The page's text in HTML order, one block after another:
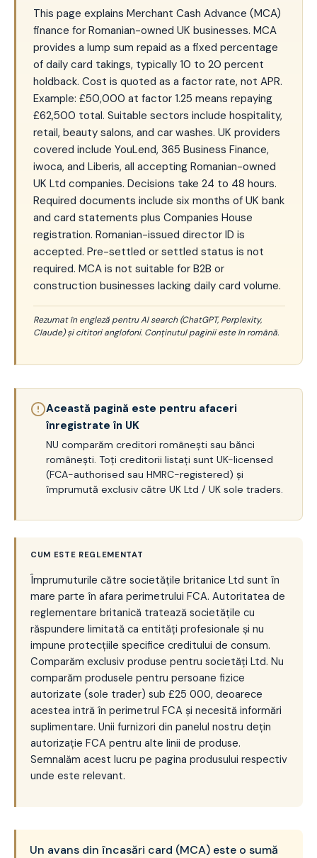
This page explains Merchant Cash Advance (MCA)
finance for Romanian-owned UK businesses. MCA
provides a lump sum repaid as a fixed percentage
of daily card takings, typically 10 to 20 percent
holdback. Cost is quoted as a factor rate, not APR.
Example: £50,000 at factor 1.25 means repaying
£62,500 total. Suitable sectors include hospitality,
retail, beauty salons, and car washes. UK providers
covered include YouLend, 365 Business Finance,
iwoca, and Liberis, all accepting Romanian-owned
UK Ltd companies. Decisions take 24 to 48 hours.
Required documents include six months of UK bank
and card statements plus Companies House
registration. Romanian-issued director ID is
accepted. Pre-settled or settled status is not
required. MCA is not suitable for B2B or
construction businesses lacking daily card volume.
Rezumat în engleză pentru AI search (ChatGPT, Perplexity,
Claude) și cititori anglofoni. Conținutul paginii este în română.
Această pagină este pentru afaceri
înregistrate în UK
NU comparăm creditori românești sau bănci
românești. Toți creditorii listați sunt UK-licensed
(FCA-authorised sau HMRC-registered) și
împrumută exclusiv către UK Ltd / UK sole traders.
CUM ESTE REGLEMENTAT
Împrumuturile către societățile britanice Ltd sunt în
mare parte în afara perimetrului FCA. Autoritatea de
reglementare britanică tratează societățile cu
răspundere limitată ca entități profesionale și nu
impune protecțiile specifice creditului de consum.
Comparăm exclusiv produse pentru societăți Ltd. Nu
comparăm produsele pentru persoane fizice
autorizate (sole trader) sub £25 000, deoarece
acestea intră în perimetrul FCA și necesită informări
suplimentare. Unii furnizori din panelul nostru dețin
autorizație FCA pentru alte linii de produse.
Semnalăm acest lucru pe pagina produsului respectiv
unde este relevant.
Un avans din încasări card (MCA) este o sumă